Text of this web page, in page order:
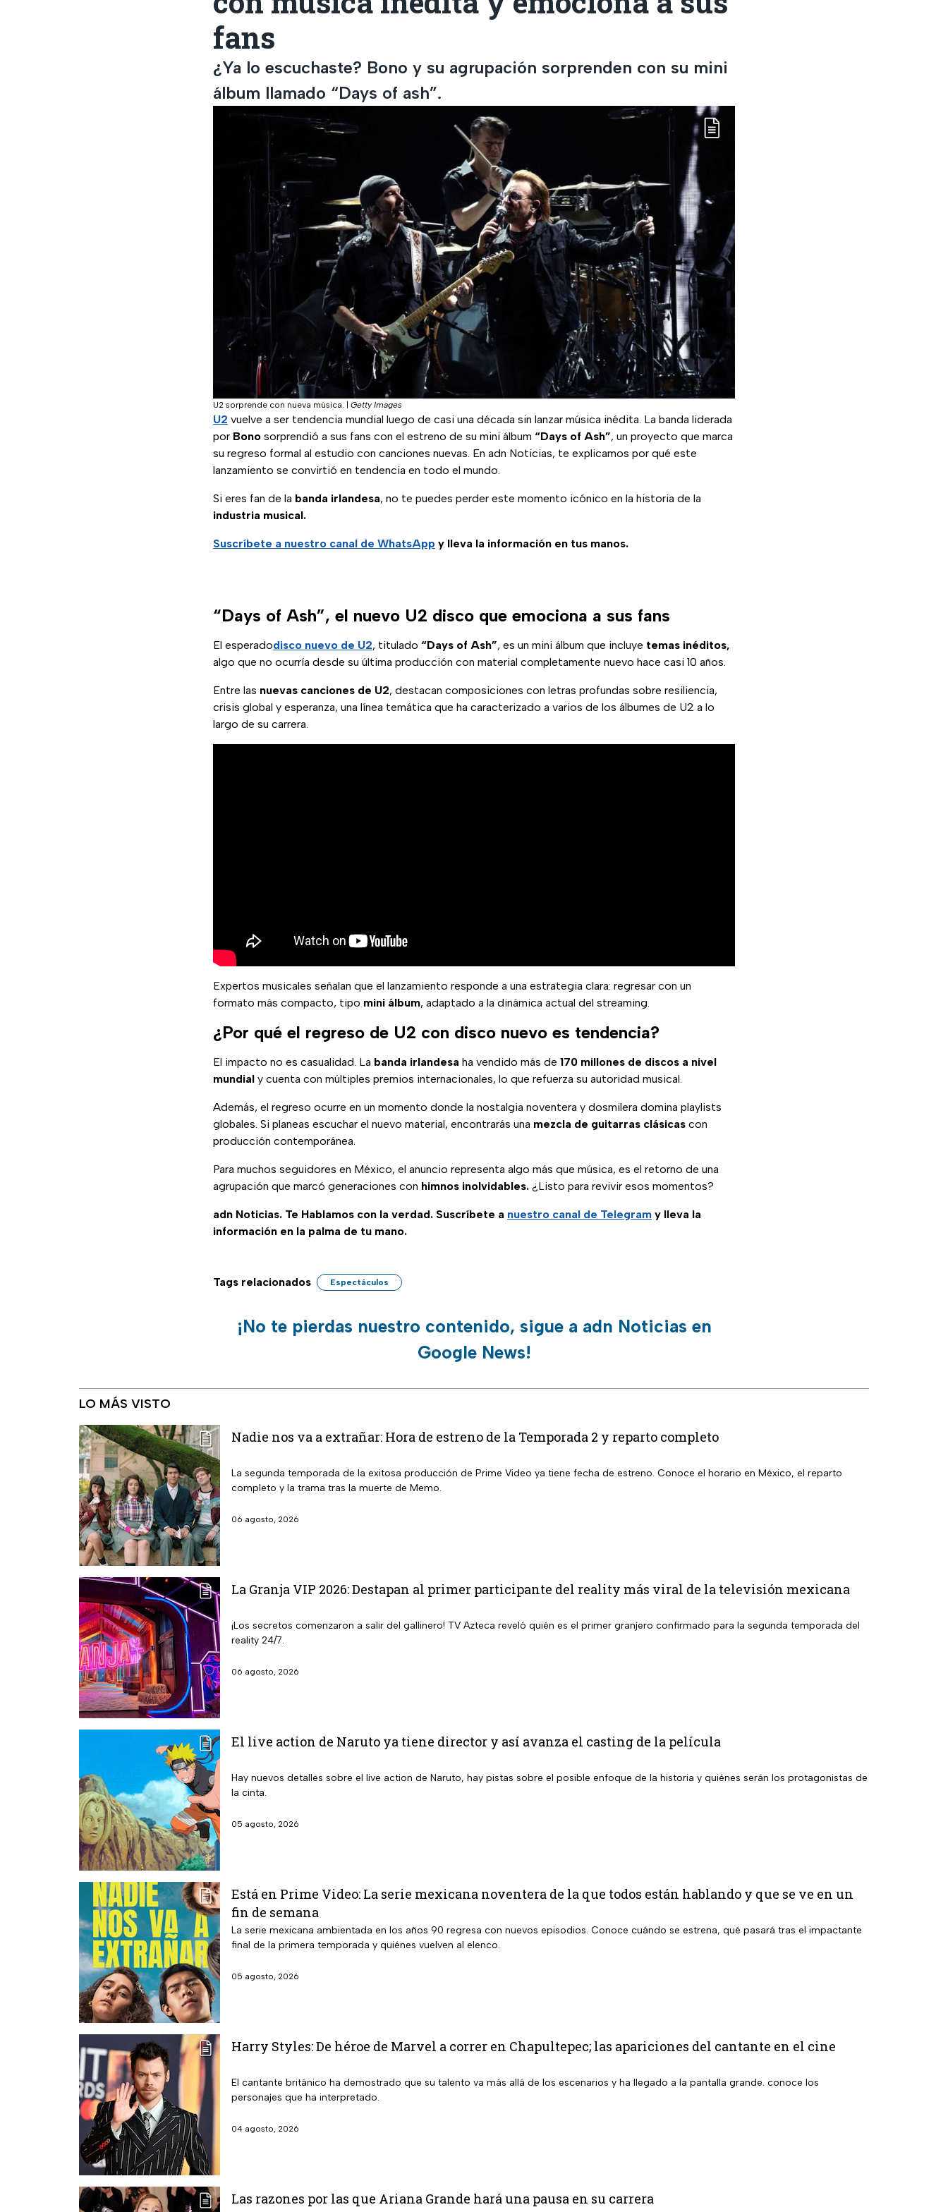
fans
¿Ya lo escuchaste? Bono y su agrupación sorprenden con su mini
álbum llamado “Days of ash”.
U2 sorprende con nueva música. Getty Images
U2 vuelve a ser tendencia mundial luego de casi una década sin lanzar música inédita. La banda liderada
por Bono sorprendió a sus fans con el estreno de su mini álbum “Days of Ash”, un proyecto que marca
su regreso formal al estudio con canciones nuevas. En adn Noticias, te explicamos por qué este
lanzamiento se convirtió en tendencia en todo el mundo.
Si eres fan de la banda irlandesa, no te puedes perder este momento icónico en la historia de la
industria musical.
Suscríbete a nuestro canal de WhatsApp y lleva la información en tus manos.
“Days of Ash”, el nuevo U2 disco que emociona a sus fans
El esperadodisco nuevo de U2, titulado “Days of Ash”, es un mini álbum que incluye temas inéditos,
algo que no ocurría desde su última producción con material completamente nuevo hace casi 10 años.
Entre las nuevas canciones de U2, destacan composiciones con letras profundas sobre resiliencia,
crisis global y esperanza, una línea temática que ha caracterizado a varios de los álbumes de U2 a lo
largo de su carrera.
Expertos musicales señalan que el lanzamiento responde a una estrategia clara: regresar con un
formato más compacto, tipo mini álbum, adaptado a la dinámica actual del streaming.
¿Por qué el regreso de U2 con disco nuevo es tendencia?
El impacto no es casualidad. La banda irlandesa ha vendido más de 170 millones de discos a nivel
mundial y cuenta con múltiples premios internacionales, lo que refuerza su autoridad musical.
Además, el regreso ocurre en un momento donde la nostalgia noventera y dosmilera domina playlists
globales. Si planeas escuchar el nuevo material, encontrarás una mezcla de guitarras clásicas con
producción contemporánea.
Para muchos seguidores en México, el anuncio representa algo más que música, es el retorno de una
agrupación que marcó generaciones con himnos inolvidables. ¿Listo para revivir esos momentos?
adn Noticias. Te Hablamos con la verdad. Suscríbete a nuestro canal de Telegram y lleva la
información en la palma de tu mano.
Tags relacionados Espectáculos
¡No te pierdas nuestro contenido, sigue a adn Noticias en
Google News!
LO MÁS VISTO
Nadie nos va a extrañar: Hora de estreno de la Temporada 2 y reparto completo
La segunda temporada de la exitosa producción de Prime Video ya tiene fecha de estreno. Conoce el horario en México, el reparto
completo y la trama tras la muerte de Memo.
06 agosto, 2026
La Granja VIP 2026: Destapan al primer participante del reality más viral de la televisión mexicana
¡Los secretos comenzaron a salir del gallinero! TV Azteca reveló quién es el primer granjero confirmado para la segunda temporada del
reality 24/7.
06 agosto, 2026
El live action de Naruto ya tiene director y así avanza el casting de la película
Hay nuevos detalles sobre el live action de Naruto, hay pistas sobre el posible enfoque de la historia y quiénes serán los protagonistas de
la cinta.
05 agosto, 2026
Está en Prime Video: La serie mexicana noventera de la que todos están hablando y que se ve en un
fin de semana
La serie mexicana ambientada en los años 90 regresa con nuevos episodios. Conoce cuándo se estrena, qué pasará tras el impactante
final de la primera temporada y quiénes vuelven al elenco.
05 agosto, 2026
Harry Styles: De héroe de Marvel a correr en Chapultepec; las apariciones del cantante en el cine
El cantante británico ha demostrado que su talento va más allá de los escenarios y ha llegado a la pantalla grande. conoce los
personajes que ha interpretado.
04 agosto, 2026
Las razones por las que Ariana Grande hará una pausa en su carrera